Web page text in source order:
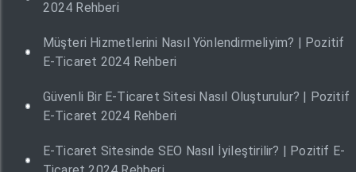
2024 Rehberi
Müşteri Hizmetlerini Nasıl Yönlendirmeliyim? | Pozitif
E-Ticaret 2024 Rehberi
Güvenli Bir E-Ticaret Sitesi Nasıl Oluşturulur? | Pozitif
E-Ticaret 2024 Rehberi
E-Ticaret Sitesinde SEO Nasıl İyileştirilir? | Pozitif E-